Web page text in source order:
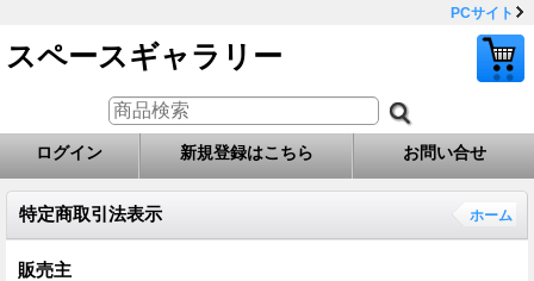
PCサイト
スペースギャラリー
ログイン 新規登録はこちら お問い合せ
特定商取引法表示 ホーム
販売主